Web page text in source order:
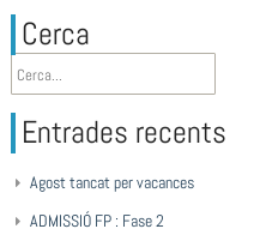
Cerca
Entrades recents
Agost tancat per vacances
ADMISSIÓ FP : Fase 2